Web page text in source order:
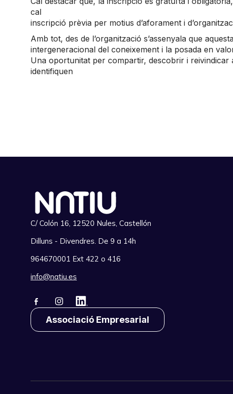
cal
inscripció prèvia per motius d’aforament i
Amb tot, des de l’organització s’assenyala que
intergeneracional del coneixement i la posada en
Una oportunitat per compartir, descobrir i reivindicar
identifiquen
C/ Colón 16, 12520 Nules, Castellón
Dilluns - Divendres. De 9 a 14h
964670001 Ext 422 o 416
info@natiu.es
Associació Empresarial